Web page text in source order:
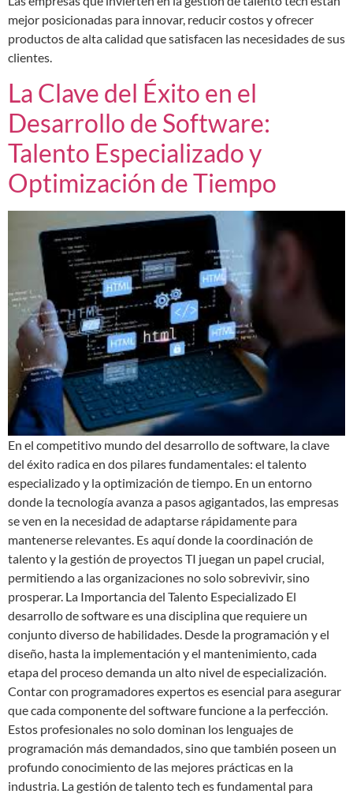
mejor posicionadas para innovar, reducir costos y ofrecer
productos de alta calidad que satisfacen las necesidades de sus
clientes.
La Clave del Éxito en el
Desarrollo de Software:
Talento Especializado y
Optimización de Tiempo
En el competitivo mundo del desarrollo de software, la clave
del éxito radica en dos pilares fundamentales: el talento
especializado y la optimización de tiempo. En un entorno
donde la tecnología avanza a pasos agigantados, las empresas
se ven en la necesidad de adaptarse rápidamente para
mantenerse relevantes. Es aquí donde la coordinación de
talento y la gestión de proyectos TI juegan un papel crucial,
permitiendo a las organizaciones no solo sobrevivir, sino
prosperar. La Importancia del Talento Especializado El
desarrollo de software es una disciplina que requiere un
conjunto diverso de habilidades. Desde la programación y el
diseño, hasta la implementación y el mantenimiento, cada
etapa del proceso demanda un alto nivel de especialización.
Contar con programadores expertos es esencial para asegurar
que cada componente del software funcione a la perfección.
Estos profesionales no solo dominan los lenguajes de
programación más demandados, sino que también poseen un
profundo conocimiento de las mejores prácticas en la
industria. La gestión de talento tech es fundamental para